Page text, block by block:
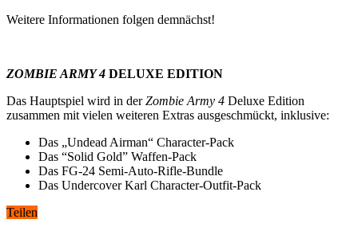
Weitere Informationen folgen demnächst!
ZOMBIE ARMY 4 DELUXE EDITION
Das Hauptspiel wird in derZombie Army 4 Deluxe Edition
zusammen mit vielen weiteren Extras ausgeschmückt, inklusive:
Das „Undead Airman“ Character-Pack
Das “Solid Gold” Waffen-Pack
Das FG-24 Semi-Auto-Rifle-Bundle
Das Undercover Karl Character-Outfit-Pack
Teilen